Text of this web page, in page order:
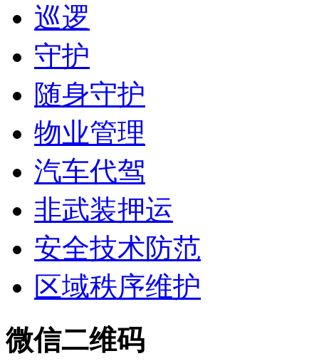
巡逻
守护
随身守护
物业管理
汽车代驾
非武装押运
安全技术防范
区域秩序维护
微信二维码